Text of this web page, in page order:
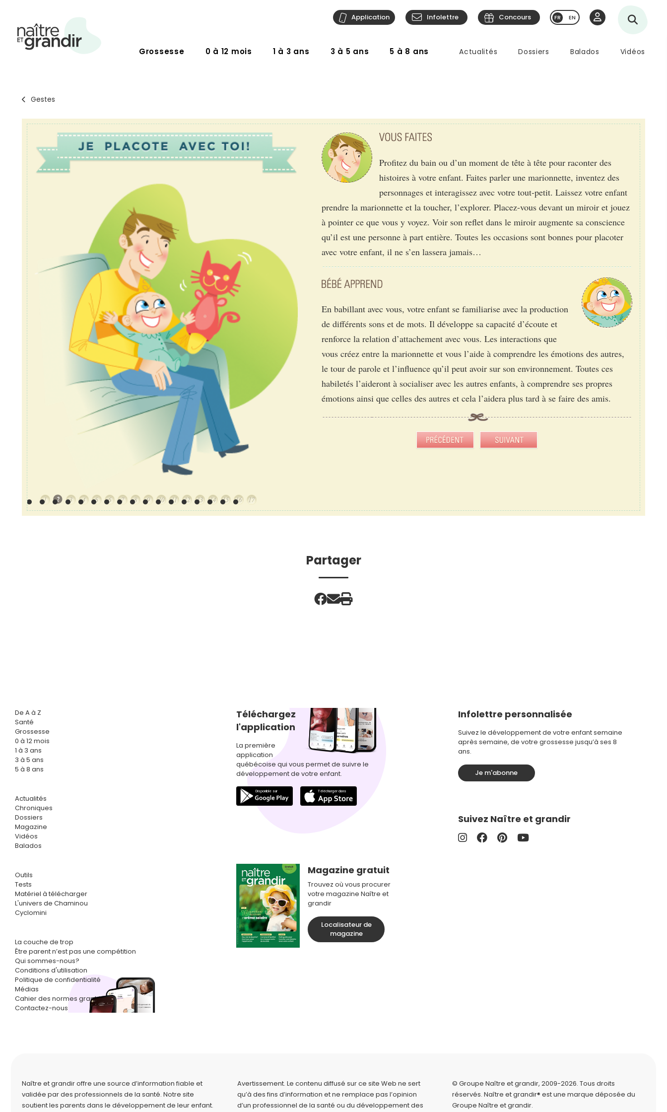
Grossesse 0 à 12 mois 1 à 3 ans 3 à 5 ans 5 à 8 ans Actualités Dossiers Balados Vidéos
Application Infolettre Concours EN
Gestes
Profitez du bain ou d’un moment de tête à tête pour raconter des
histoires à votre enfant. Faites parler une marionnette, inventez des
personnages et interagissez avec votre tout-petit. Laissez votre enfant
prendre la marionnette et la toucher, l’explorer. Placez-vous devant un miroir et jouez
à pointer ce que vous y voyez. Voir son reflet dans le miroir augmente sa conscience
qu’il est une personne à part entière. Toutes les occasions sont bonnes pour placoter
avec votre enfant, il ne s’en lassera jamais…
En babillant avec vous, votre enfant se familiarise avec la production
de différents sons et de mots. Il développe sa capacité d’écoute et
renforce la relation d’attachement avec vous. Les interactions que
vous créez entre la marionnette et vous l’aide à comprendre les émotions des autres,
le tour de parole et l’influence qu’il peut avoir sur son environnement. Toutes ces
habiletés l’aideront à socialiser avec les autres enfants, à comprendre ses propres
émotions ainsi que celles des autres et cela l’aidera plus tard à se faire des amis.
Partager
De A à Z
Santé
Grossesse
0 à 12 mois
1 à 3 ans
3 à 5 ans
5 à 8 ans
Actualités
Chroniques
Dossiers
Magazine
Vidéos
Balados
Outils
Tests
Matériel à télécharger
L'univers de Chaminou
Cyclomini
La couche de trop
Être parent n’est pas une compétition
Qui sommes-nous?
Conditions d'utilisation
Politique de confidentialité
Médias
Cahier des normes graphiques
Contactez-nous
Téléchargez
l'application
La première
application
québécoise qui vous permet de suivre le
développement de votre enfant.
Magazine gratuit
Trouvez où vous procurer
votre magazine Naître et
grandir
Localisateur de
magazine
Infolettre personnalisée
Suivez le développement de votre enfant semaine
après semaine, de votre grossesse jusqu’à ses 8
ans.
Je m'abonne
Suivez Naître et grandir
Naître et grandir offre une source d’information fiable et
validée par des professionnels de la santé. Notre site
soutient les parents dans le développement de leur enfant.
Avertissement. Le contenu diffusé sur ce site Web ne sert
qu’à des fins d’information et ne remplace pas l’opinion
d’un professionnel de la santé ou du développement des
© Groupe Naître et grandir, 2009-2026. Tous droits
réservés. Naître et grandir® est une marque déposée du
Groupe Naître et grandir.